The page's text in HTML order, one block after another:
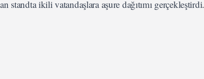
standta ikili vatandaşlara aşure dağıtımı gerçekleştirdi.